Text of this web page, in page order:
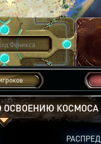
ОСВОЕНИЮ КОСМОСА